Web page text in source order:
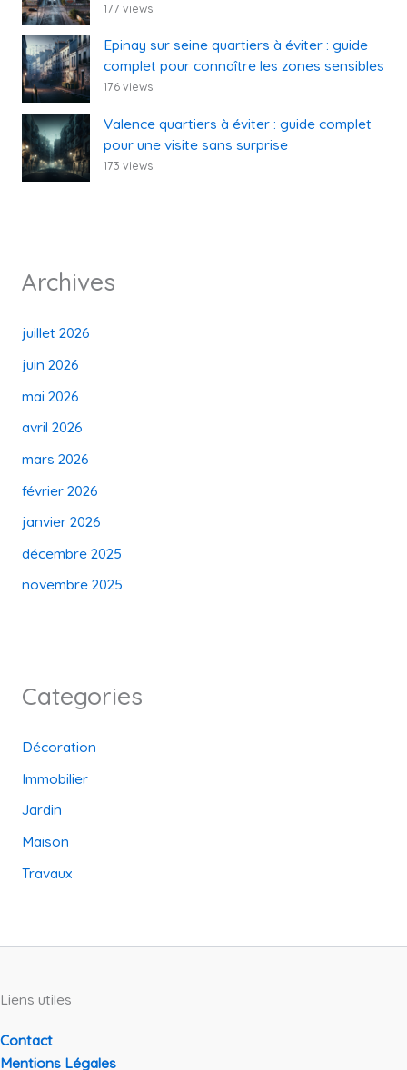
177 views
Epinay sur seine quartiers à éviter : guide
complet pour connaître les zones sensibles
176 views
Valence quartiers à éviter : guide complet
pour une visite sans surprise
173 views
Archives
juillet 2026
juin 2026
mai 2026
avril 2026
mars 2026
février 2026
janvier 2026
décembre 2025
novembre 2025
Categories
Décoration
Immobilier
Jardin
Maison
Travaux
Liens utiles
Contact
Mentions Légales